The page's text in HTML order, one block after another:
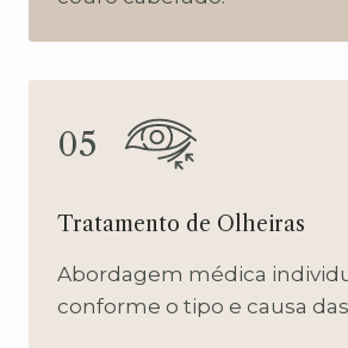
05
Tratamento de Olheiras
Abordagem médica
conforme o tipo e causa